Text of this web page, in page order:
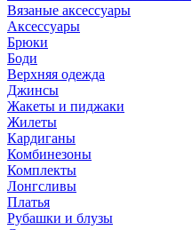
Вязаные аксессуары
Аксессуары
Брюки
Боди
Верхняя одежда
Джинсы
Жакеты и пиджаки
Жилеты
Кардиганы
Комбинезоны
Комплекты
Лонгсливы
Платья
Рубашки и блузы